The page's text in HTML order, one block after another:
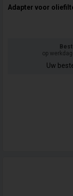
Adapter voor
op
Uw